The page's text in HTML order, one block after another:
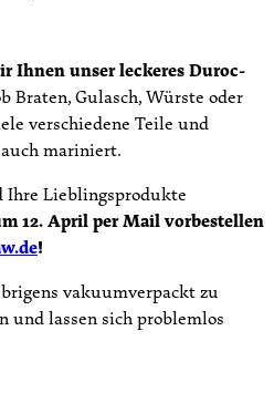
Ihnen unser leckeres Duroc-
Braten, Gulasch, Würste oder
verschiedene Teile und
mariniert.
Ihre Lieblingsprodukte
12. April per Mail vorbestellen
!
vakuumverpackt zu
und lassen sich problemlos